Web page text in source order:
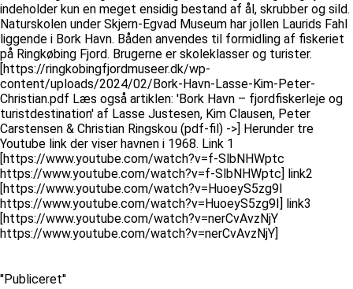
indeholder kun en meget ensidig bestand af ål, skrubber og sild.
Naturskolen under Skjern-Egvad Museum har jollen Laurids Fahl
liggende i Bork Havn. Båden anvendes til formidling af fiskeriet
på Ringkøbing Fjord. Brugerne er skoleklasser og turister.
[https://ringkobingfjordmuseer.dk/wp-
content/uploads/2024/02/Bork-Havn-Lasse-Kim-Peter-
Christian.pdf Læs også artiklen: 'Bork Havn – fjordfiskerleje og
turistdestination' af Lasse Justesen, Kim Clausen, Peter
Carstensen & Christian Ringskou (pdf-fil) ->] Herunder tre
Youtube link der viser havnen i 1968. Link 1
[https://www.youtube.com/watch?v=f-SlbNHWptc
https://www.youtube.com/watch?v=f-SlbNHWptc] link2
[https://www.youtube.com/watch?v=HuoeyS5zg9I
https://www.youtube.com/watch?v=HuoeyS5zg9I] link3
[https://www.youtube.com/watch?v=nerCvAvzNjY
https://www.youtube.com/watch?v=nerCvAvzNjY]
''Publiceret''